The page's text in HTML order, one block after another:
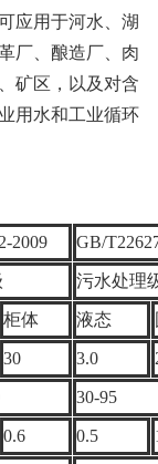
应用于河水、湖
厂、酿造厂、肉
矿区，以及对含
用水和工业循环
2009 GB/
污水处理
柜体 液态
30 3.0
30-95
0.6 0.5